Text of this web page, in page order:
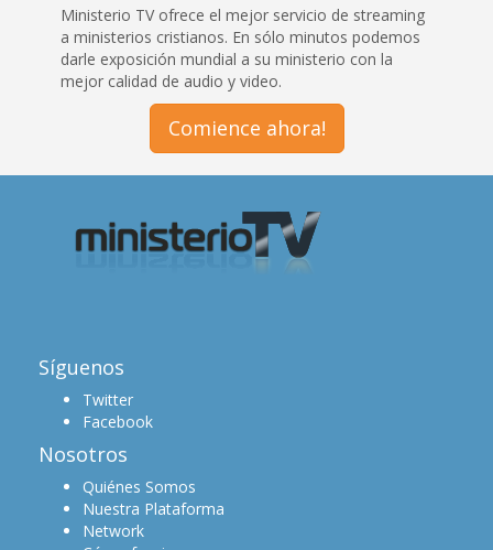
Ministerio TV ofrece el mejor servicio de streaming
a ministerios cristianos. En sólo minutos podemos
darle exposición mundial a su ministerio con la
mejor calidad de audio y video.
Comience ahora!
Síguenos
Twitter
Facebook
Nosotros
Quiénes Somos
Nuestra Plataforma
Network